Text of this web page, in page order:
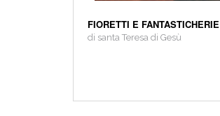
FIORETTI E FANTASTICHERIE
di santa Teresa di Gesù